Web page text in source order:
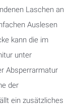
Laschen an
Auslesen
kann die im
unter
Absperrarmatur
der
ein zusätzliches